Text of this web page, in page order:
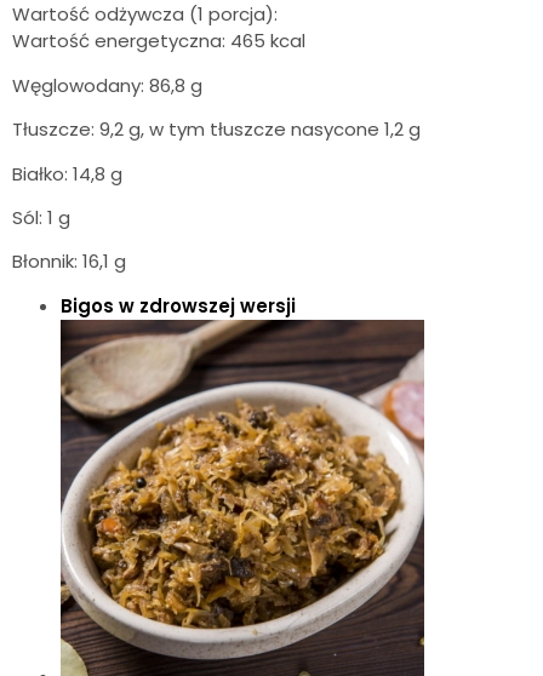
Wartość odżywcza (1 porcja):
Wartość energetyczna: 465 kcal
Węglowodany: 86,8 g
Tłuszcze: 9,2 g, w tym tłuszcze nasycone 1,2 g
Białko: 14,8 g
Sól: 1 g
Błonnik: 16,1 g
Bigos w zdrowszej wersji